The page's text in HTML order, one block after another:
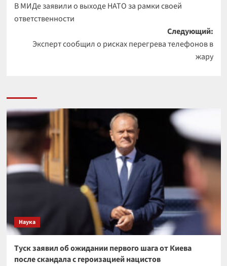
записи
В МИДе заявили о выходе НАТО за рамки своей
ответственности
Следующий:
Эксперт сообщил о рисках перегрева телефонов в
жару
Наука
Туск заявил об ожидании первого шага от Киева
после скандала с героизацией нацистов